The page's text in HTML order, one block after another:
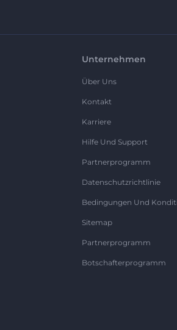
Unternehmen
Über Uns
Kontakt
Karriere
Hilfe Und Support
Partnerprogramm
Datenschutzrichtlinie
Bedingungen Und
Sitemap
Partnerprogramm
Botschafterprogramm